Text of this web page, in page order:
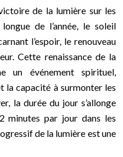
de la lumière sur les
de l’année, le soleil
l’espoir, le renouveau
Cette renaissance de la
un événement spirituel,
la capacité à surmonter les
la durée du jour s’allonge
minutes par jour dans les
de la lumière est une